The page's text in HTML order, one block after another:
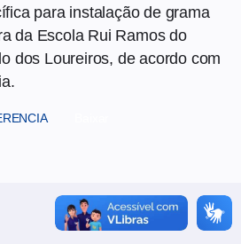
para instalação de grama
da Escola Rui Ramos do
dos Loureiros, de acordo com